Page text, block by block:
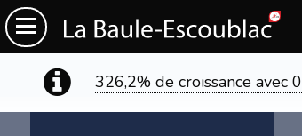
326,2% de croissance